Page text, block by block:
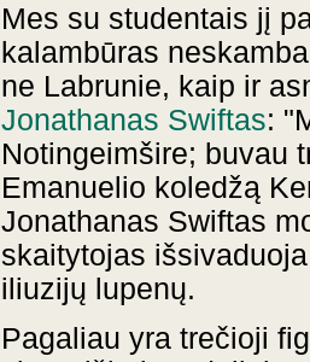
Mes su studentais jį
kalambūras
ne Labrunie, kaip ir
Jonathanas Swiftas:
Notingeimšire; buvau
Emanuelio koledžą
Jonathanas Swiftas
skaitytojas
iliuzijų lupenų.
Pagaliau yra trečioji